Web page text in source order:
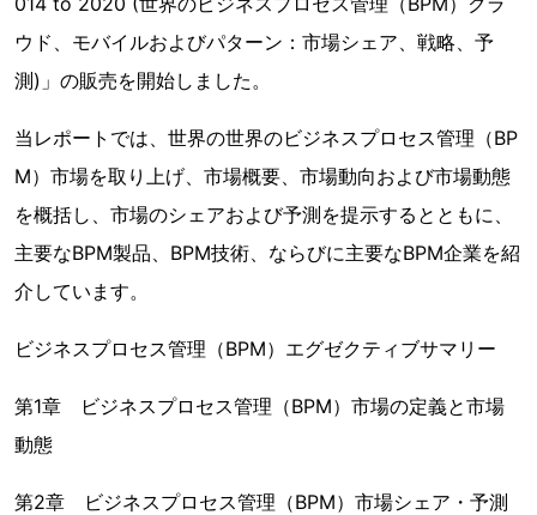
ウド、モバイルおよびパターン：市場シェア、戦略、予
測)」の販売を開始しました。
当レポートでは、世界の世界のビジネスプロセス管理（BP
M）市場を取り上げ、市場概要、市場動向および市場動態
を概括し、市場のシェアおよび予測を提示するとともに、
主要なBPM製品、BPM技術、ならびに主要なBPM企業を紹
介しています。
ビジネスプロセス管理（BPM）エグゼクティブサマリー
第1章 ビジネスプロセス管理（BPM）市場の定義と市場
動態
第2章 ビジネスプロセス管理（BPM）市場シェア・予測